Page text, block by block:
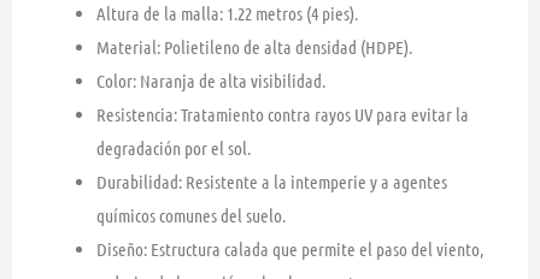
Altura de la malla: 1.22 metros (4 pies).
Material: Polietileno de alta densidad (HDPE).
Color: Naranja de alta visibilidad.
Resistencia:Tratamiento contra rayos UV para evitar la
degradación por el sol.
Durabilidad: Resistente a la intemperie y a agentes
químicos comunes del suelo.
Diseño: Estructura calada que permite el paso del viento,